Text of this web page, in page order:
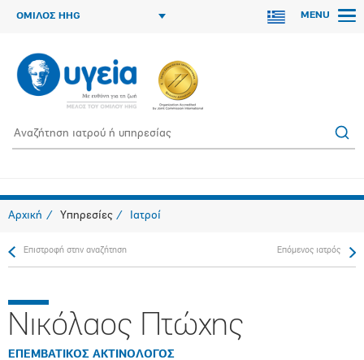
ΟΜΙΛΟΣ HHG MENU
Αρχική Υπηρεσίες Ιατροί
Επιστροφή στην αναζήτηση Επόμενος ιατρός
Νικόλαος Πτώχης
ΕΠΕΜΒΑΤΙΚΟΣ ΑΚΤΙΝΟΛΟΓΟΣ